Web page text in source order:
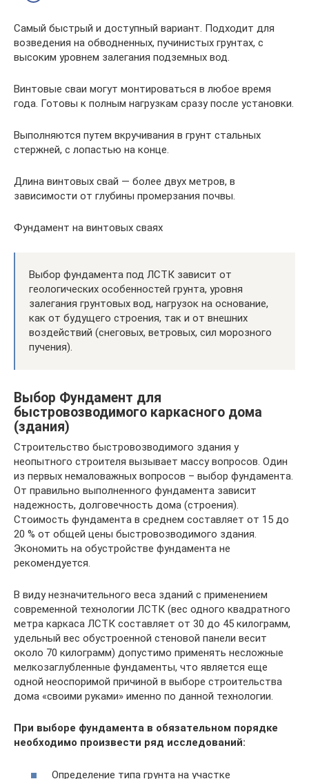
Самый быстрый и доступный вариант. Подходит для
возведения на обводненных, пучинистых грунтах, с
высоким уровнем залегания подземных вод.
Винтовые сваи могут монтироваться в любое время
года. Готовы к полным нагрузкам сразу после установки.
Выполняются путем вкручивания в грунт стальных
стержней, с лопастью на конце.
Длина винтовых свай — более двух метров, в
зависимости от глубины промерзания почвы.
Фундамент на винтовых сваях
Выбор фундамента под ЛСТК зависит от
геологических особенностей грунта, уровня
залегания грунтовых вод, нагрузок на основание,
как от будущего строения, так и от внешних
воздействий (снеговых, ветровых, сил морозного
пучения).
Выбор Фундамент для
быстровозводимого каркасного дома
(здания)
Строительство быстровозводимого здания у
неопытного строителя вызывает массу вопросов. Один
из первых немаловажных вопросов – выбор фундамента.
От правильно выполненного фундамента зависит
надежность, долговечность дома (строения).
Стоимость фундамента в среднем составляет от 15 до
20 % от общей цены быстровозводимого здания.
Экономить на обустройстве фундамента не
рекомендуется.
В виду незначительного веса зданий с применением
современной технологии ЛСТК (вес одного квадратного
метра каркаса ЛСТК составляет от 30 до 45 килограмм,
удельный вес обустроенной стеновой панели весит
около 70 килограмм) допустимо применять несложные
мелкозаглубленные фундаменты, что является еще
одной неоспоримой причиной в выборе строительства
дома «своими руками» именно по данной технологии.
При выборе фундамента в обязательном порядке
необходимо произвести ряд исследований:
Определение типа грунта на участке